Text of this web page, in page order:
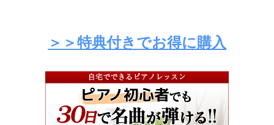
＞＞特典付きでお得に購入